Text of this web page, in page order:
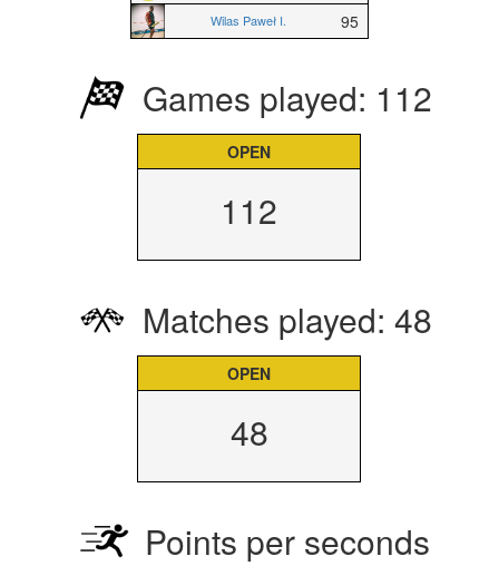
Wilas Paweł I. 95
Games played: 112
OPEN
112
Matches played: 48
OPEN
48
Points per seconds